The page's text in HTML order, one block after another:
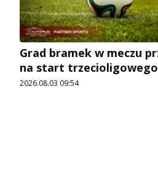
Grad bramek w meczu
na start trzecioligowego
2026.08.03 09:54